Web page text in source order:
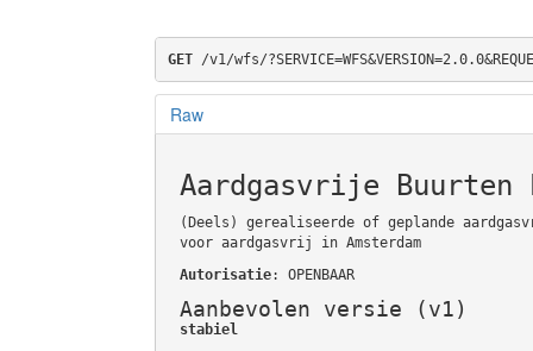
GET /v1/wfs/
Raw
Aardgasvrije
(Deels) gerealiseerde of geplande
voor aardgasvrij in Amsterdam
Autorisatie: OPENBAAR
Aanbevolen versie (v1)
stabiel